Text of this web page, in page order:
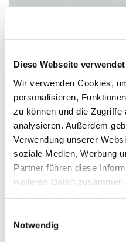
Diese Webseite
Wir verwenden Cookies,
personalisieren,
zu können und die
analysieren. Außerdem
Verwendung unserer
soziale Medien, Werbung
Partner führen diese
weiteren Daten
Notwendig
Sonntag, 6.
10:15 Uhr
33758 Schloß